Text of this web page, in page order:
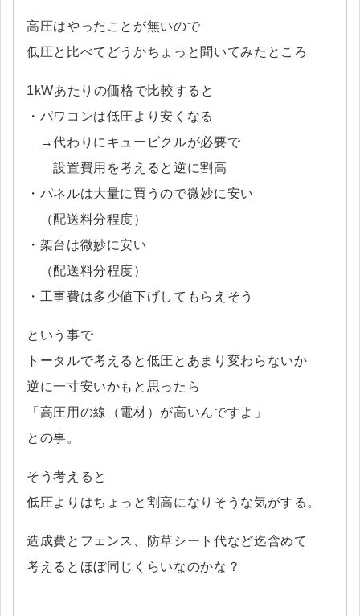
高圧はやったことが無いので
低圧と比べてどうかちょっと聞いてみたところ
1kWあたりの価格で比較すると
・パワコンは低圧より安くなる
→代わりにキュービクルが必要で
設置費用を考えると逆に割高
・パネルは大量に買うので微妙に安い
（配送料分程度）
・架台は微妙に安い
（配送料分程度）
・工事費は多少値下げしてもらえそう
という事で
トータルで考えると低圧とあまり変わらないか
逆に一寸安いかもと思ったら
「高圧用の線（電材）が高いんですよ」
との事。
そう考えると
低圧よりはちょっと割高になりそうな気がする。
造成費とフェンス、防草シート代など迄含めて
考えるとほぼ同じくらいなのかな？